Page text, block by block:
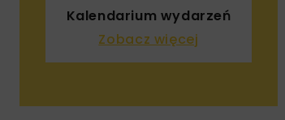
Kalendarium wydarzeń
Zobacz więcej